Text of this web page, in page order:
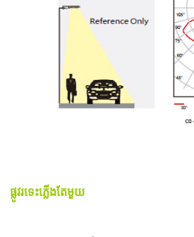
ផ្លូវរទេះភ្លើងតែមួយ